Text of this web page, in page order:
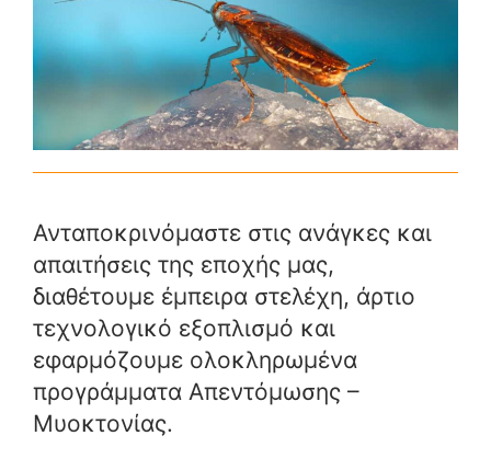
Ανταποκρινόμαστε στις ανάγκες και
απαιτήσεις της εποχής μας,
διαθέτουμε έμπειρα στελέχη, άρτιο
τεχνολογικό εξοπλισμό και
εφαρμόζουμε ολοκληρωμένα
προγράμματα Απεντόμωσης –
Μυοκτονίας.